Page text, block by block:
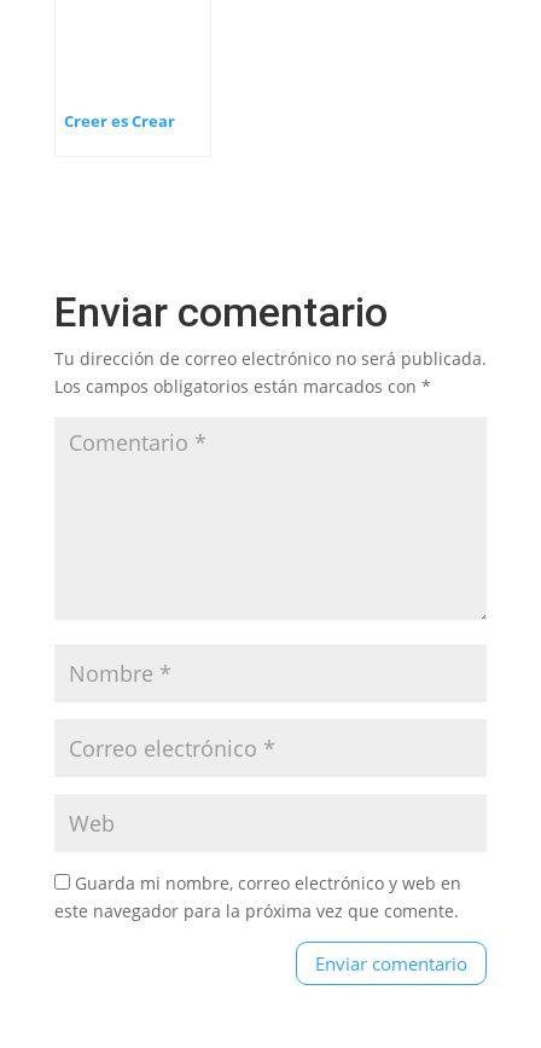
Creer es Crear
Enviar comentario
Tu dirección de correo electrónico no será publicada.
Los campos obligatorios están marcados con *
Guarda mi nombre, correo electrónico y web en
este navegador para la próxima vez que comente.